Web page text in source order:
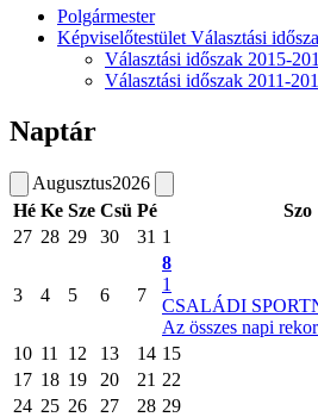
Polgármester
Képviselőtestület Választási
Választási időszak 2015-
Választási időszak 2011-
Naptár
Augusztus2026
Hé Ke Sze Csü Pé Szo
27 28 29 30 31 1
3 4 5 6 7
8
1
CSALÁDI
Az összes napi
10 11 12 13 14 15
17 18 19 20 21 22
24 25 26 27 28 29